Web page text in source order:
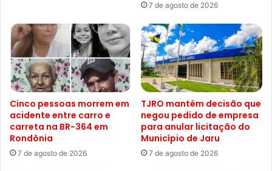
7 de agosto de 2026
Cinco pessoas morrem em
acidente entre carro e
carreta na BR-364 em
Rondônia
7 de agosto de 2026
TJRO mantém decisão que
negou pedido de empresa
para anular licitação do
Município de Jaru
7 de agosto de 2026